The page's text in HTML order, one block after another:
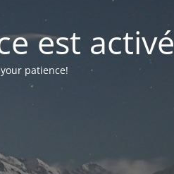
est activé
patience!